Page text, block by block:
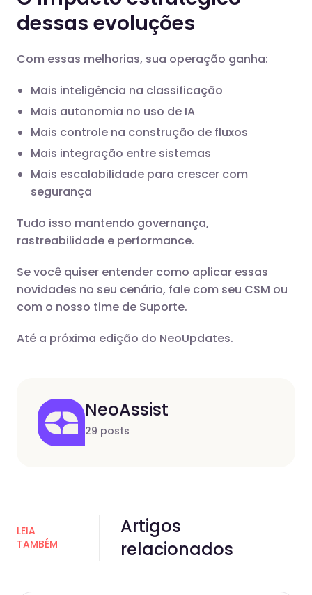
dessas evoluções
Com essas melhorias, sua operação ganha:
Mais inteligência na classificação
Mais autonomia no uso de IA
Mais controle na construção de fluxos
Mais integração entre sistemas
Mais escalabilidade para crescer com
segurança
Tudo isso mantendo governança,
rastreabilidade e performance.
Se você quiser entender como aplicar essas
novidades no seu cenário, fale com seu CSM ou
com o nosso time de Suporte.
Até a próxima edição do NeoUpdates.
NeoAssist
29 posts
LEIA
TAMBÉM
Artigos
relacionados